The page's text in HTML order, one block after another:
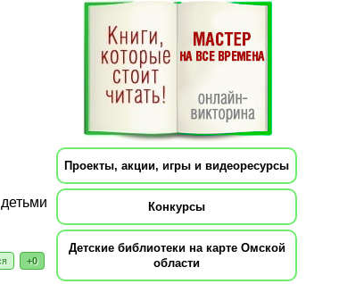
+0
Проекты, акции, игры и видеоресурсы
Конкурсы
Детские библиотеки на карте Омской
области